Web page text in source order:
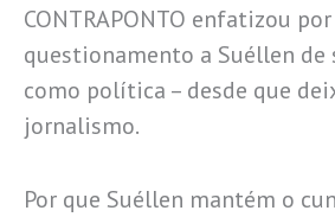
CONTRAPONTO enfatizou
questionamento a Suéllen de
como política – desde que
jornalismo.
Por que Suéllen mantém o